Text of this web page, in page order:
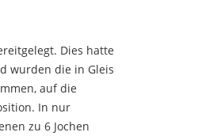
Dies hatte
wurden die in Gleis
auf die
In nur
zu 6 Jochen